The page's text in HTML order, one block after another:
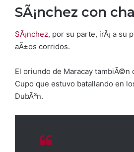
SÃ¡nchez con
SÃ¡nchez, por su parte, irÃ¡ a su
aÃ±os corridos.
El oriundo de Maracay
Cupo que estuvo batallando en
DubÃ³n.